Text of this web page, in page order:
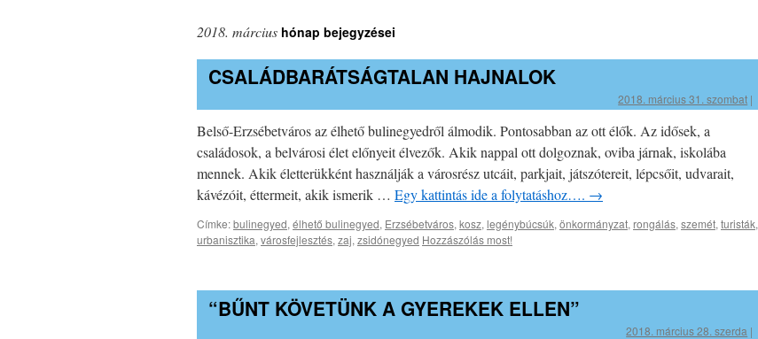
2018. március hónap bejegyzései
CSALÁDBARÁTSÁGTALAN HAJNALOK
2018. március 31. szombat |
Belső-Erzsébetváros az élhető bulinegyedről álmodik. Pontosabban az ott élők. Az idősek, a
családosok, a belvárosi élet előnyeit élvezők. Akik nappal ott dolgoznak, oviba járnak, iskolába
mennek. Akik életterükként használják a városrész utcáit, parkjait, játszótereit, lépcsőit, udvarait,
kávézóit, éttermeit, akik ismerik … Egy kattintás ide a folytatáshoz…. →
Címke:bulinegyed, élhető bulinegyed, Erzsébetváros, kosz, legénybúcsúk, önkormányzat, rongálás, szemét, turisták,
urbanisztika, városfejlesztés, zaj, zsidónegyed Hozzászólás most!
“BŰNT KÖVETÜNK A GYEREKEK ELLEN”
2018. március 28. szerda |